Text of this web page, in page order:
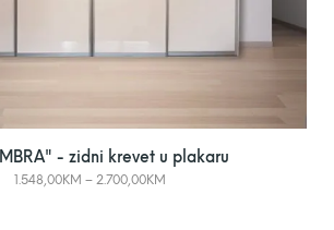
- zidni krevet u plakaru
1.548,00KM – 2.700,00KM